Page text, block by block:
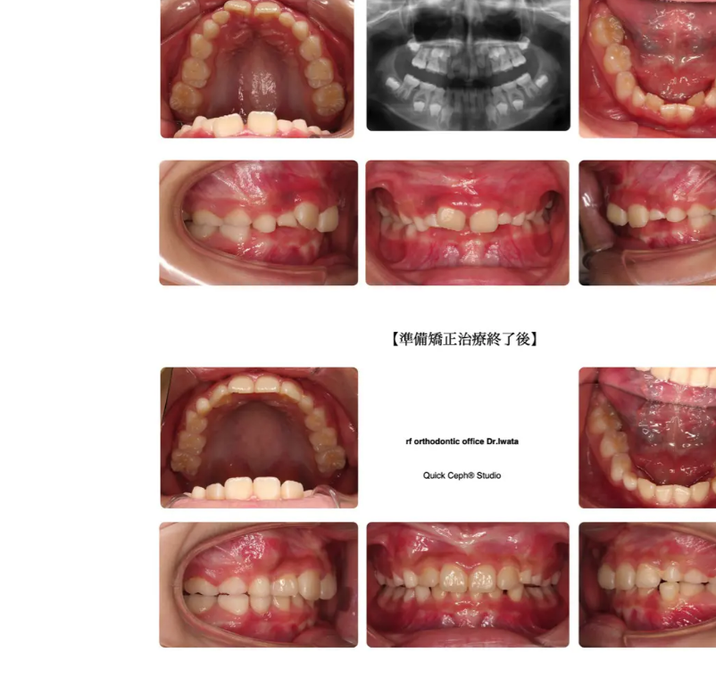
CLINIC CONTENTS
ホーム
コンセプト
ドクター紹介
アクセス・院内紹介
クリニックブログ
TREATMENT
矯正歯科について
マウスピース型矯正装置（イ
ワイヤーによる表側矯正